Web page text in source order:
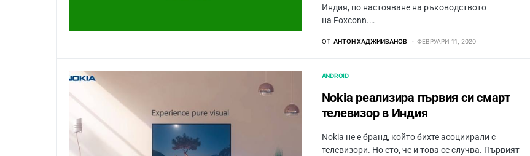
Индия, по настояване на ръководството
на Foxconn.…
ОТ АНТОН ХАДЖИИВАНОВ ФЕВРУАРИ 11, 2020
ANDROID
Nokia реализира първия си смарт
телевизор в Индия
Nokia не е бранд, който бихте асоциирали с
телевизори. Но ето, че и това се случва. Първият